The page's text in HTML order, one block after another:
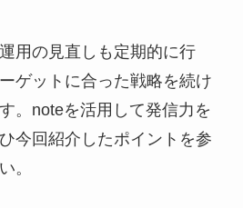
用の見直しも定期的に行
ゲットに合った戦略を続け
。noteを活用して発信力を
今回紹介したポイントを参
。